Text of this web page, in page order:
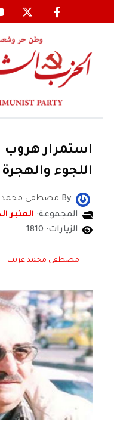
استمرار هروب
اللجوء والهجرة
By مصطفى محمد
المجموعة: المنبر
الزيارات: 1810
مصطفى محمد غريب